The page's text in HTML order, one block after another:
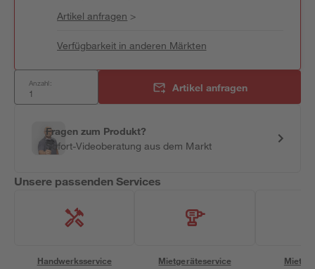
Artikel anfragen >
Verfügbarkeit in anderen Märkten
Anzahl: Artikel anfragen
Fragen zum Produkt?
Sofort-Videoberatung aus dem Markt
Unsere passenden Services
Handwerksservice Mietgeräteservice